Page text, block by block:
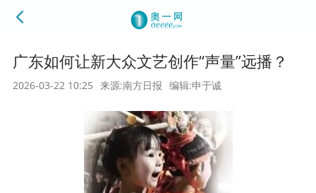
广东如何让新大众文艺创作“声量”远播？
2026-03-22 10:25 来源:南方日报 编辑:申于诚